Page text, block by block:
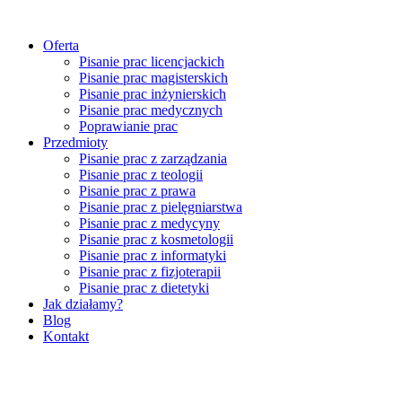
treści
Oferta
Pisanie prac licencjackich
Pisanie prac magisterskich
Pisanie prac inżynierskich
Pisanie prac medycznych
Poprawianie prac
Przedmioty
Pisanie prac z zarządzania
Pisanie prac z teologii
Pisanie prac z prawa
Pisanie prac z pielęgniarstwa
Pisanie prac z medycyny
Pisanie prac z kosmetologii
Pisanie prac z informatyki
Pisanie prac z fizjoterapii
Pisanie prac z dietetyki
Jak działamy?
Blog
Kontakt